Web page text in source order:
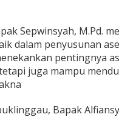
Sepwinsyah, M.Pd.
dalam penyusunan
pentingnya
juga mampu
Bapak